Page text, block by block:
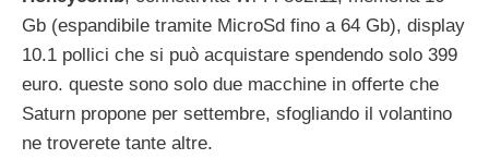
Gb (espandibile tramite MicroSd fino a 64 Gb), display
10.1 pollici che si può acquistare spendendo solo 399
euro. queste sono solo due macchine in offerte che
Saturn propone per settembre, sfogliando il volantino
ne troverete tante altre.